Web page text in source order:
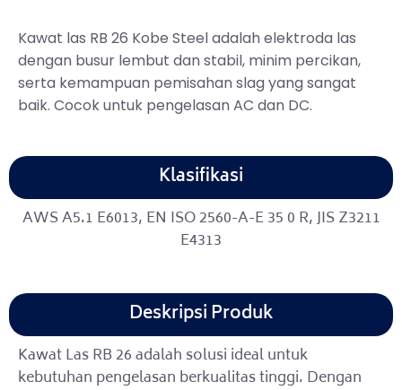
Kawat las RB 26 Kobe Steel adalah elektroda las
dengan busur lembut dan stabil, minim percikan,
serta kemampuan pemisahan slag yang sangat
baik. Cocok untuk pengelasan AC dan DC.
Klasifikasi
AWS A5.1 E6013, EN ISO 2560-A-E 35 0 R, JIS Z3211
E4313
Deskripsi Produk
Kawat Las RB 26 adalah solusi ideal untuk
kebutuhan pengelasan berkualitas tinggi. Dengan